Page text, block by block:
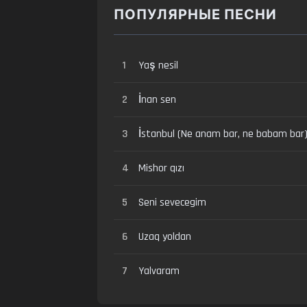
ПОПУЛЯРНЫЕ ПЕСНИ
1 Yaş nesil
2 İnan sen
3 İstanbul (Ne anam bar, ne babam bar)
4 Mishor qızı
5 Seni sevecegim
6 Uzaq yoldan
7 Yalvaram